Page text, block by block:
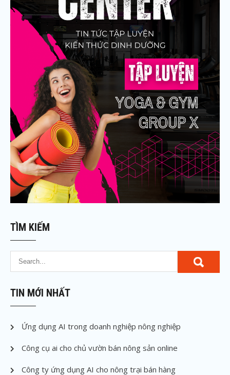
TÌM KIẾM
TIN MỚI NHẤT
Ứng dụng AI trong doanh nghiệp nông nghiệp
Công cụ ai cho chủ vườn bán nông sản online
Công ty ứng dụng AI cho nông trại bán hàng